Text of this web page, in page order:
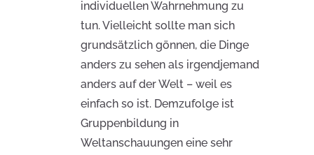
individuellen Wahrnehmung zu
tun. Vielleicht sollte man sich
grundsätzlich gönnen, die Dinge
anders zu sehen als irgendjemand
anders auf der Welt – weil es
einfach so ist. Demzufolge ist
Gruppenbildung in
Weltanschauungen eine sehr